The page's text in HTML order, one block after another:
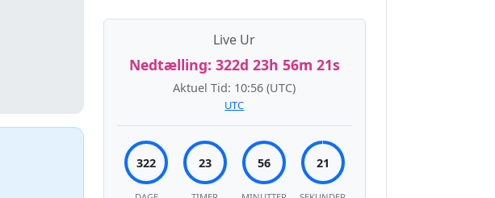
Live Ur
Nedtælling: 322d 23h 56m 21s
Aktuel Tid: 10:56 (UTC)
UTC
322 23 56 21